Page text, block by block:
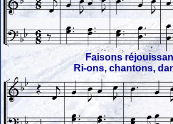
Faisons
Ri-ons, chantons,